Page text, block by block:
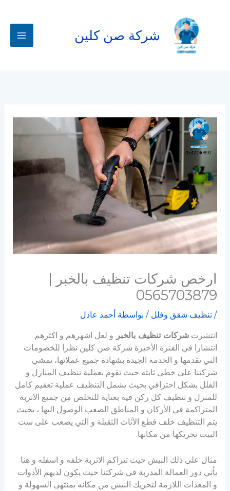
شركة صن كلين
ارخص شركات تنظيف بالخبر |
0565703879
/تنظيف شقق وفلل / بواسطة أحمد عادل
انتشرتشركات تنظيف بالخبر و لعل اشهرهم و اكثرهم
انتشارا في الفترة الأخيرة شركة صن كلين نظرا للخصومات
التي تقدمها و الخدمة الجيدة بشهادة جميع عملائها، تمشي
شركتنا على خطى ثابته حيث تقوم بعملية تنظيف المنازل و
الفلل بشكل احترافي بحيث يشمل التنظيف عملية تعقيم كامل
للمنزل و تنظيف كل ركن فيه بعناية للتخلص من جميع الاتربة
المتراكمة في الأركان و المناطق الصعب الوصول اليها ، بحيث
يتم التنظيف خلف قطع الأثاث الثقيلة و التي يصعب على ست
البيت تحريكها من مكانها.
مثال على ذلك النيش حيث تتراكم الاتربة خلفه و اسفله و هنا
يأتي دور العمالة المدربة في شركتنا حيث يكون لديهم الأدوات
و المعدات اللازمة لتحريك النيش من مكانه بمنتهى السهولة و